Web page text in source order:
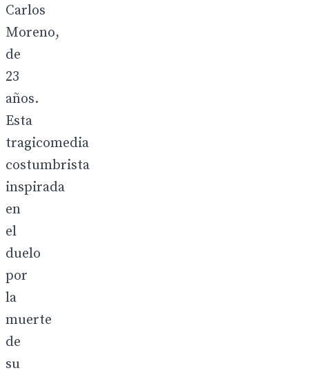
Carlos
Moreno,
de
23
años.
Esta
tragicomedia
costumbrista
inspirada
en
el
duelo
por
la
muerte
de
su